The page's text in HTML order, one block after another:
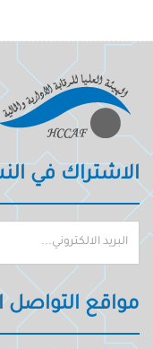
الاشتراك في
مواقع التواصل